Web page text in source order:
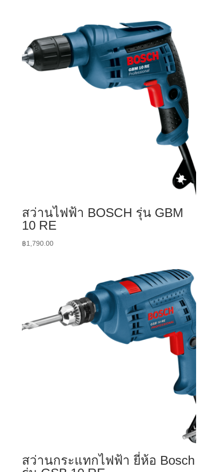
สว่านไฟฟ้า BOSCH รุ่น GBM
10 RE
฿1,790.00
สว่านกระแทกไฟฟ้า ยี่ห้อ Bosch